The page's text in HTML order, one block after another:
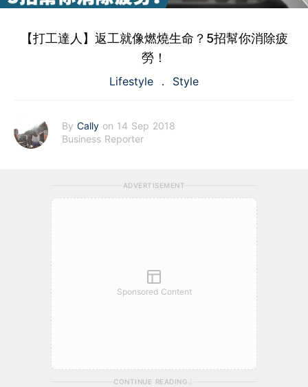
【打工達人】返工就像燃燒生命？5招幫你消除疲
勞！
Lifestyle Style
By Cally on 14 Sep 2018
Business Reporter
ADVERTISEMENT
Sponsored Content
CONTINUE READING